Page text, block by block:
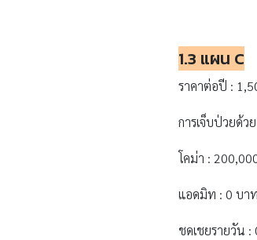
1.3 แผน C
ราคาต่อปี :
การเจ็บป่วยด้ว
โคม่า :
แอดมิท : 0 บาท
ชดเชยรายวัน :